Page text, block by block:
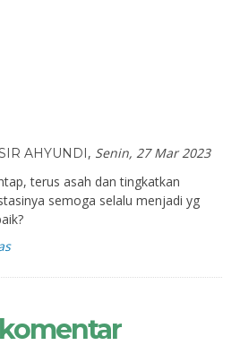
AHYUNDI, Senin, 27 Mar 2023
terus asah dan tingkatkan
semoga selalu menjadi yg